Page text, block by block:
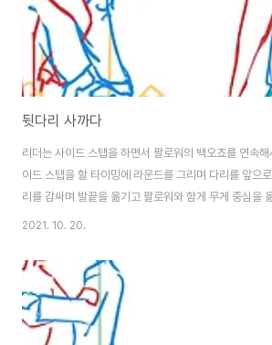
뒷다리 사까다
리더는 사이드 스탭을 하면서 팔로워의 백오쵸를 연속
이드 스탭을 할 타이밍에 라운드를 그리며 다리를 앞으
리를 감싸며 발끝을 옮기고 팔로워와 함게 무게 중심을
하고 무게 중심을 옮긴다. 발을 뒤로 두는 것이 아니라 옆
돌아노는 오쵸의 반경이 커진다.
2021. 10. 20.